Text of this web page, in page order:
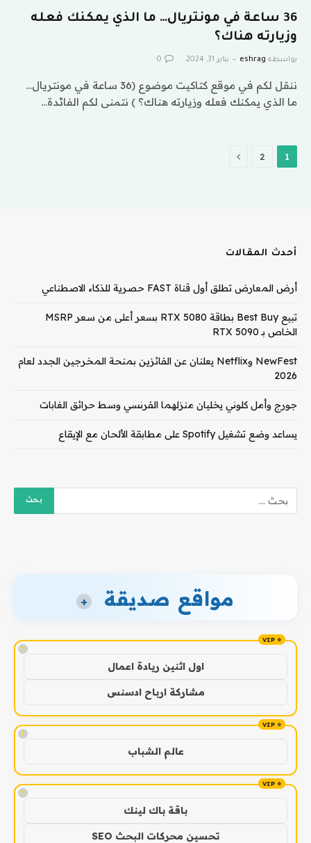
36 ساعة في مونتريال… ما الذي يمكنك فعله
وزيارته هناك؟
بواسطة eshrag يناير 31, 2024 0
ننقل لكم في موقع كتاكيت موضوع (36 ساعة في مونتريال…
ما الذي يمكنك فعله وزيارته هناك؟ ) نتمنى لكم الفائدة…
1
2 التالي
أحدث المقالات
أرض المعارض تطلق أول قناة FAST حصرية للذكاء الاصطناعي
تبيع Best Buy بطاقة RTX 5080 بسعر أعلى من سعر MSRP
الخاص بـ RTX 5090
NewFest وNetflix يعلنان عن الفائزين بمنحة المخرجين الجدد لعام
2026
جورج وأمل كلوني يخليان منزلهما الفرنسي وسط حرائق الغابات
يساعد وضع تشغيل Spotify على مطابقة الألحان مع الإيقاع
مواقع صديقة +
!
اول اثنين ريادة اعمال
مشاركة ارباح ادسنس
!
عالم الشباب
!
باقة باك لينك
تحسين محركات البحث SEO